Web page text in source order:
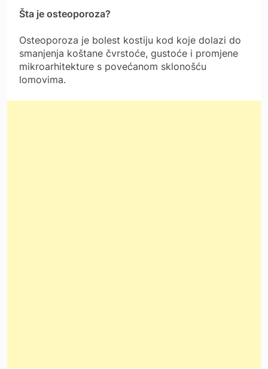
Šta je osteoporoza?
Osteoporoza je bolest kostiju kod koje dolazi do
smanjenja koštane čvrstoće, gustoće i promjene
mikroarhitekture s povećanom sklonošću
lomovima.